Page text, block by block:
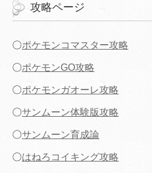
攻略ページ
〇ポケモンコマスター攻略
〇ポケモンGO攻略
〇ポケモンガオーレ攻略
〇サンムーン体験版攻略
〇サンムーン育成論
〇はねろコイキング攻略